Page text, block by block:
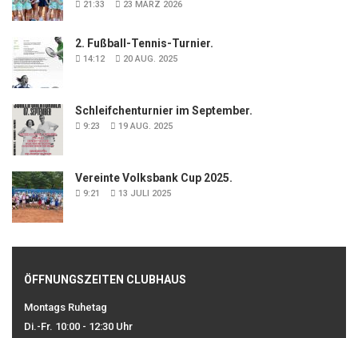
21:33 23 MÄRZ 2026
2. Fußball-Tennis-Turnier.
14:12 20 AUG. 2025
Schleifchenturnier im September.
9:23 19 AUG. 2025
Vereinte Volksbank Cup 2025.
9:21 13 JULI 2025
ÖFFNUNGSZEITEN CLUBHAUS
Montags Ruhetag
Di.-Fr. 10:00 - 12:30 Uhr